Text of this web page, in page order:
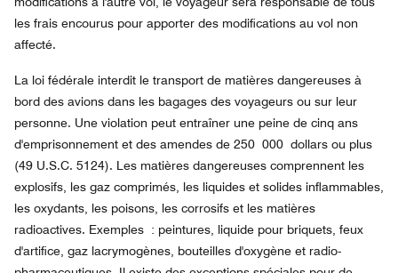
les frais encourus pour apporter des modifications au vol non
affecté.
La loi fédérale interdit le transport de matières dangereuses à
bord des avions dans les bagages des voyageurs ou sur leur
personne. Une violation peut entraîner une peine de cinq ans
d'emprisonnement et des amendes de 250 000 dollars ou plus
(49 U.S.C. 5124). Les matières dangereuses comprennent les
explosifs, les gaz comprimés, les liquides et solides inflammables,
les oxydants, les poisons, les corrosifs et les matières
radioactives. Exemples : peintures, liquide pour briquets, feux
d'artifice, gaz lacrymogènes, bouteilles d'oxygène et radio-